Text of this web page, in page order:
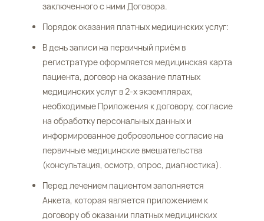
заключенного с ними Договора.
Порядок оказания платных медицинских услуг:
В день записи на первичный приём в
регистратуре оформляется медицинская карта
пациента, договор на оказание платных
медицинских услуг в 2-х экземплярах,
необходимые Приложения к договору, согласие
на обработку персональных данных и
информированное добровольное согласие на
первичные медицинские вмешательства
(консультация, осмотр, опрос, диагностика).
Перед лечением пациентом заполняется
Анкета, которая является приложением к
договору об оказании платных медицинских